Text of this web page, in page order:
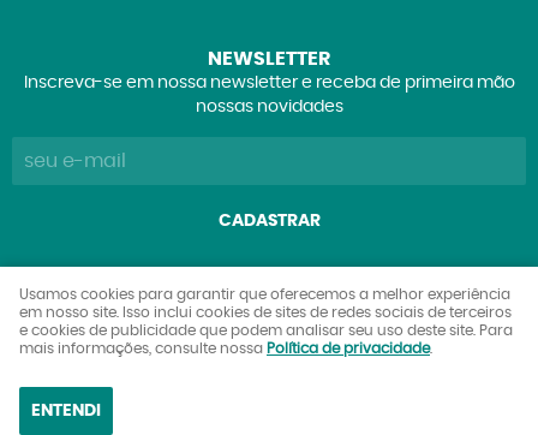
NEWSLETTER
Inscreva-se em nossa newsletter e receba de primeira mão
nossas novidades
CADASTRAR
Explorers Club Comércio de Brinquedos e Colecionáveis
Ltda
CNPJ: 27.842.089/0001-90
Usamos cookies para garantir que oferecemos a melhor experiência
em nosso site. Isso inclui cookies de sites de redes sociais de terceiros
e cookies de publicidade que podem analisar seu uso deste site. Para
mais informações, consulte nossa Política de privacidade.
ENTENDI